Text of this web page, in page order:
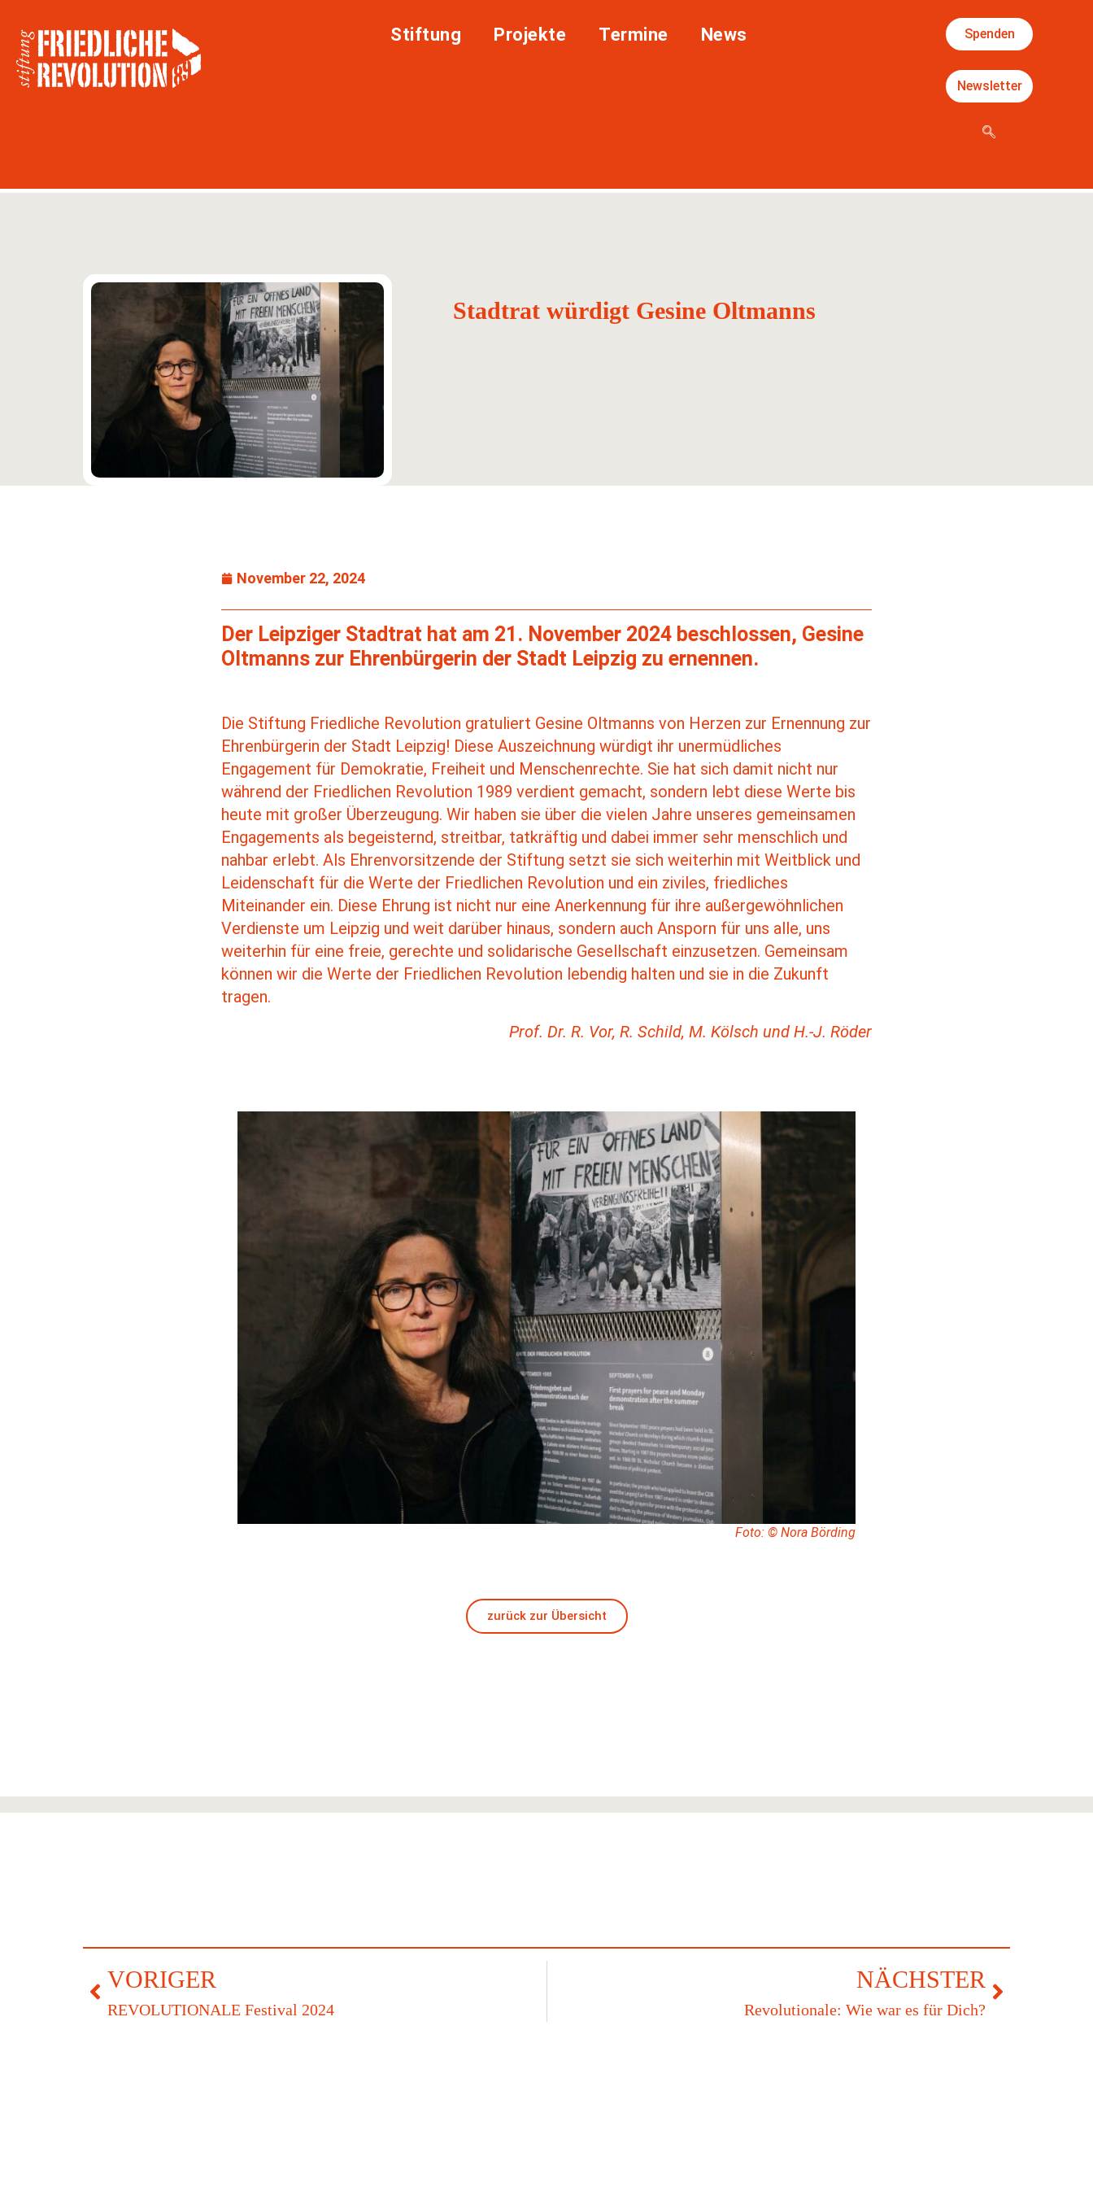
Stiftung Projekte Termine News Spenden
Newsletter
Stadtrat würdigt Gesine Oltmanns
November 22, 2024
Der Leipziger Stadtrat hat am 21. November 2024 beschlossen, Gesine
Oltmanns zur Ehrenbürgerin der Stadt Leipzig zu ernennen.
Die Stiftung Friedliche Revolution gratuliert Gesine Oltmanns von Herzen zur Ernennung zur
Ehrenbürgerin der Stadt Leipzig! Diese Auszeichnung würdigt ihr unermüdliches
Engagement für Demokratie, Freiheit und Menschenrechte. Sie hat sich damit nicht nur
während der Friedlichen Revolution 1989 verdient gemacht, sondern lebt diese Werte bis
heute mit großer Überzeugung. Wir haben sie über die vielen Jahre unseres gemeinsamen
Engagements als begeisternd, streitbar, tatkräftig und dabei immer sehr menschlich und
nahbar erlebt. Als Ehrenvorsitzende der Stiftung setzt sie sich weiterhin mit Weitblick und
Leidenschaft für die Werte der Friedlichen Revolution und ein ziviles, friedliches
Miteinander ein. Diese Ehrung ist nicht nur eine Anerkennung für ihre außergewöhnlichen
Verdienste um Leipzig und weit darüber hinaus, sondern auch Ansporn für uns alle, uns
weiterhin für eine freie, gerechte und solidarische Gesellschaft einzusetzen. Gemeinsam
können wir die Werte der Friedlichen Revolution lebendig halten und sie in die Zukunft
tragen.
Prof. Dr. R. Vor, R. Schild, M. Kölsch und H.-J. Röder
Foto: © Nora Börding
zurück zur Übersicht
VORIGER
REVOLUTIONALE Festival 2024
NÄCHSTER
Revolutionale: Wie war es für Dich?